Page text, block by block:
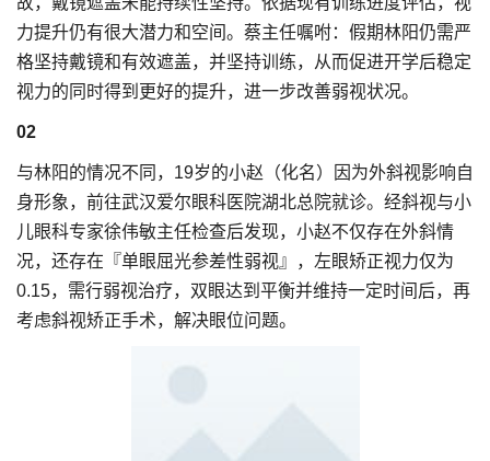
力提升仍有很大潜力和空间。蔡主任嘱咐：假期林阳仍需严
格坚持戴镜和有效遮盖，并坚持训练，从而促进开学后稳定
视力的同时得到更好的提升，进一步改善弱视状况。
02
与林阳的情况不同，19岁的小赵（化名）因为外斜视影响自
身形象，前往武汉爱尔眼科医院湖北总院就诊。经斜视与小
儿眼科专家徐伟敏主任检查后发现，小赵不仅存在外斜情
况，还存在『单眼屈光参差性弱视』，左眼矫正视力仅为
0.15，需行弱视治疗，双眼达到平衡并维持一定时间后，再
考虑斜视矫正手术，解决眼位问题。